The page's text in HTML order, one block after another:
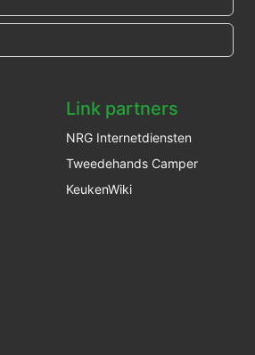
Link partners
NRG Internetdiensten
Tweedehands Camper
KeukenWiki